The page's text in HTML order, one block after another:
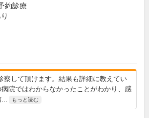
約診療
察して頂けます。結果も詳細に教えてい
院ではわからなかったことがわかり、感
もっと読む